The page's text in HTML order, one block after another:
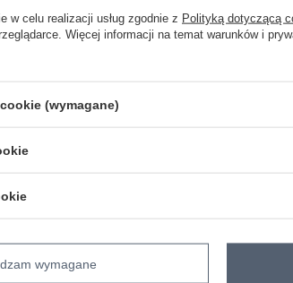
w celu realizacji usług zgodnie z Polityką dotyczącą
Więcej informacji na temat warunków i
(wymagane)
wymagane